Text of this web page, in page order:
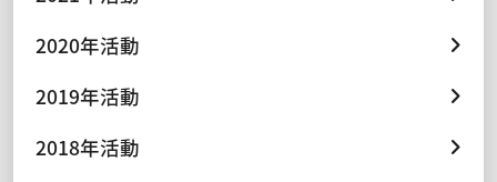
2020年活動
2019年活動
2018年活動